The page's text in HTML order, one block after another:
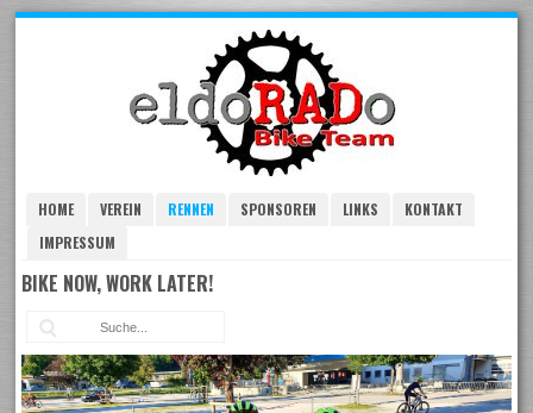
HOME VEREIN RENNEN SPONSOREN LINKS
KONTAKT
IMPRESSUM
BIKE NOW, WORK LATER!